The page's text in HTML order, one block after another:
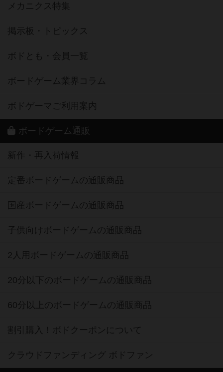
メカニクス特集
掲示板・トピックス
ボドとも・会員一覧
ボードゲーム業界コラム
ボドゲーマご利用案内
ボードゲーム通販
新作・再入荷情報
定番ボードゲームの通販商品
国産ボードゲームの通販商品
子供向けボードゲームの通販商品
2人用ボードゲームの通販商品
20分以下のボードゲームの通販商品
60分以上のボードゲームの通販商品
割引購入！ボドクーポンについて
クラウドファンディング ボドファン